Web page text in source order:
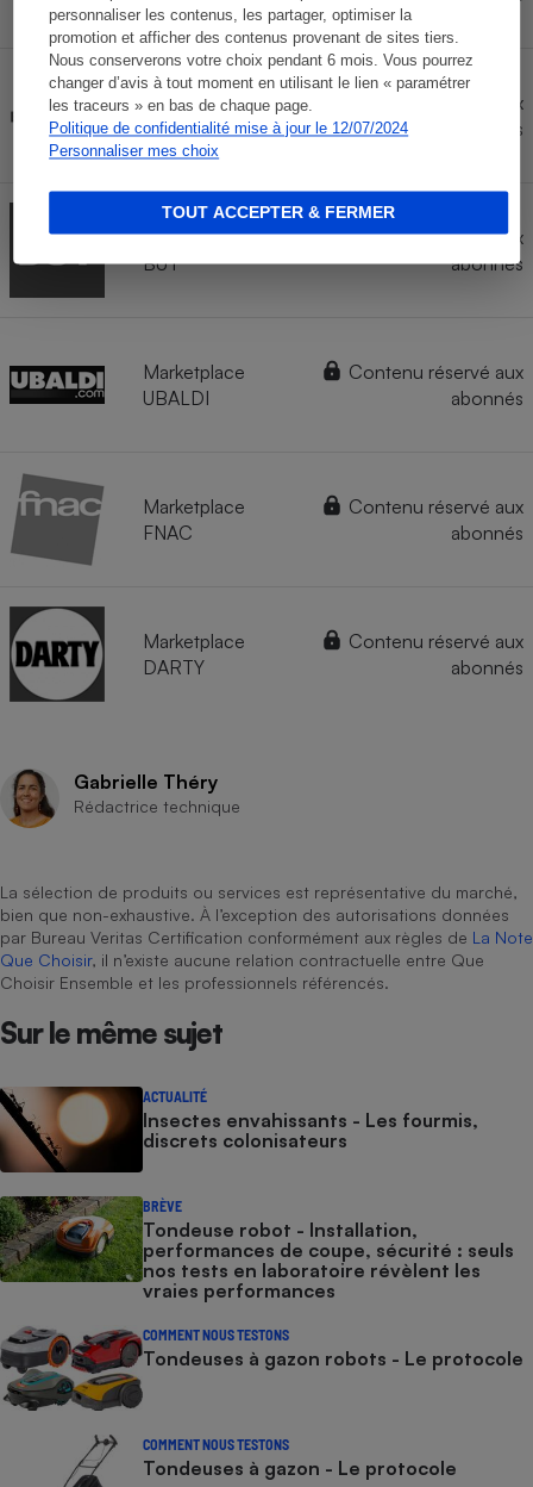
personnaliser les contenus, les partager, optimiser la
promotion et afficher des contenus provenant de sites tiers.
Nous conserverons votre choix pendant 6 mois. Vous pourrez
changer d’avis à tout moment en utilisant le lien « paramétrer
les traceurs » en bas de chaque page.
Politique de confidentialité mise à jour le 12/07/2024
Personnaliser mes choix
TOUT ACCEPTER & FERMER
Marketplace
LECLERC
Contenu réservé aux
abonnés
Marketplace
BUT
Contenu réservé aux
abonnés
Marketplace
UBALDI
Contenu réservé aux
abonnés
Marketplace
FNAC
Contenu réservé aux
abonnés
Marketplace
DARTY
Contenu réservé aux
abonnés
Gabrielle Théry
Rédactrice technique
La sélection de produits ou services est représentative du marché,
bien que non-exhaustive. À l’exception des autorisations données
par Bureau Veritas Certification conformément aux règles de La Note
Que Choisir, il n’existe aucune relation contractuelle entre Que
Choisir Ensemble et les professionnels référencés.
Sur le même sujet
ACTUALITÉ
Insectes envahissants - Les fourmis,
discrets colonisateurs
BRÈVE
Tondeuse robot - Installation,
performances de coupe, sécurité : seuls
nos tests en laboratoire révèlent les
vraies performances
COMMENT NOUS TESTONS
Tondeuses à gazon robots - Le protocole
COMMENT NOUS TESTONS
Tondeuses à gazon - Le protocole